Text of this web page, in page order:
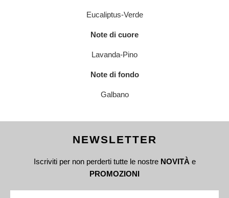
Eucaliptus-Verde
Note di cuore
Lavanda-Pino
Note di fondo
Galbano
NEWSLETTER
Iscriviti per non perderti tutte le nostre NOVITÀ e
PROMOZIONI